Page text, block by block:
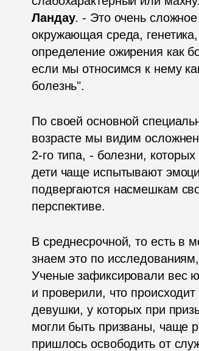
Ландау. - Это очень
окружающая среда,
определение ожирения как
если мы относимся к нему
болезнь".
По своей основной
возрасте мы видим
2-го типа, - болезни,
дети чаще испытывают
подвергаются насмешкам
перспективе.
В среднесрочной, то есть в
знаем это по
Ученые зафиксировали вес
и проверили, что
девушки, у которых при
могли быть призваны, чаще
пришлось освободить от